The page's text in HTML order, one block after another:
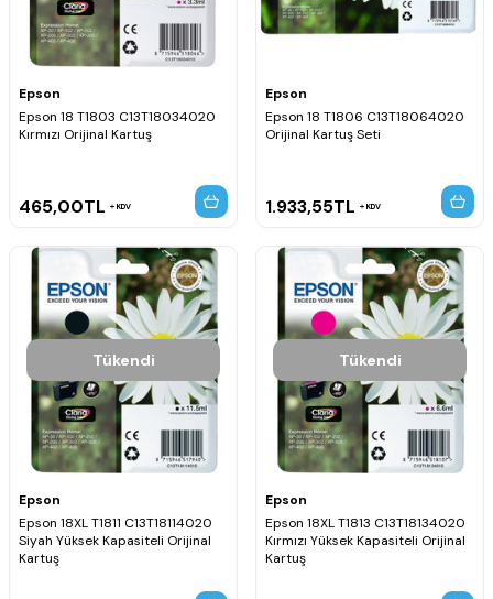
Epson
Epson 18 T1803 C13T18034020
Kırmızı Orijinal Kartuş
465,00TL KDV
Epson
Epson 18 T1806 C13T18064020
Orijinal Kartuş Seti
1.933,55TL KDV
Tükendi
Epson
Epson 18XL T1811 C13T18114020
Siyah Yüksek Kapasiteli Orijinal
Kartuş
Tükendi
Epson
Epson 18XL T1813 C13T18134020
Kırmızı Yüksek Kapasiteli Orijinal
Kartuş